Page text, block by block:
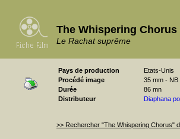
The Whispering Chorus
Le Rachat suprême
Pays de production
Etats-Unis
Procédé image
35 mm - NB
Durée
86 mn
Distributeur
Diaphana
>> Rechercher "The Whispering Chorus"